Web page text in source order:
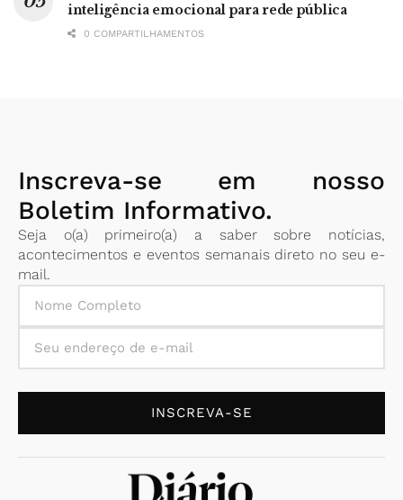
inteligência emocional para rede pública
0 COMPARTILHAMENTOS
Inscreva-se em nosso
Boletim Informativo.
Seja o(a) primeiro(a) a saber sobre notícias,
acontecimentos e eventos semanais direto no seu e-
mail.
INSCREVA-SE